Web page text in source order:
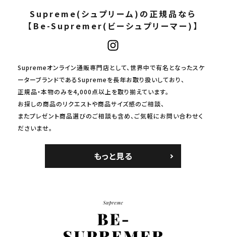
Supreme(シュプリーム)の正規品なら
【Be-Supremer(ビーシュプリーマー)】
Supremeオンライン通販専門店として、世界中で有名となったスケ
ーターブランドであるSupremeを長年お取り扱いしており、
正規品・本物のみを4,000点以上を取り揃えています。
お探しの商品のリクエストや商品サイズ感のご相談、
またプレゼント商品選びのご相談も含め、ご気軽にお問い合わせく
ださいませ。
もっと見る